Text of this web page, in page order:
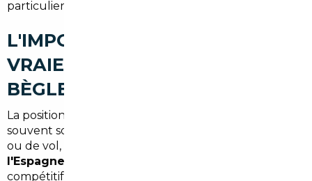
particuliers maîtrisent réellement.
L'IMPORT EUROPÉEN : UNE
VRAIE OPPORTUNITÉ DEPUIS
BÈGLES
La position géographique de Bègles est un atout
souvent sous-exploité. À quelques heures de route
ou de vol,
l'Espagne
compétitifs que la France. Les véhicules y sont